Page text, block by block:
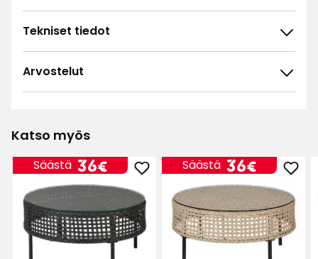
Tekniset tiedot
Arvostelut
4.8
Lajittele
Suodata
Arvostelut (48)
Katso myös
Säästä Hinta
36€36
€
Lisää
Pöytä
Split
suosikkeihin
Säästä Hinta
36€36
€
Split